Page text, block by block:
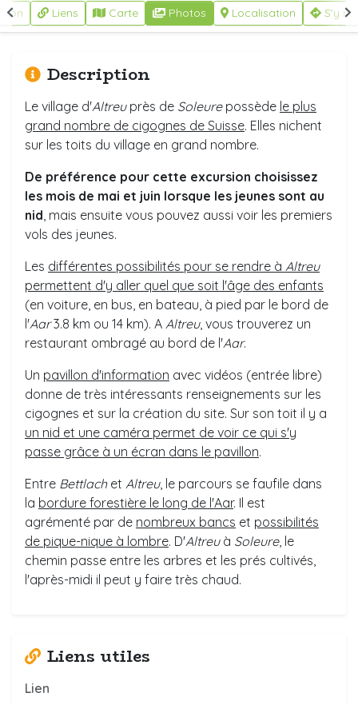
Liens Carte Photos Localisation S'y
Description
Le village d'Altreuprès de Soleurepossède le plus
grand nombre de cigognes de Suisse. Elles nichent
sur les toits du village en grand nombre.
De préférence pour cette excursion choisissez
les mois de mai et juin lorsque les jeunes sont au
nid, mais ensuite vous pouvez aussi voir les premiers
vols des jeunes.
Les différentes possibilités pour se rendre à Altreu
permettent d'y aller quel que soit l'âge des enfants
(en voiture, en bus, en bateau, à pied par le bord de
l'Aar3.8 km ou 14 km). A Altreu, vous trouverez un
restaurant ombragé au bord de l'Aar.
Un pavillon d'information avec vidéos (entrée libre)
donne de très intéressants renseignements sur les
cigognes et sur la création du site. Sur son toit il y a
un nid et une caméra permet de voir ce qui s'y
passe grâce à un écran dans le pavillon.
Entre Bettlach et Altreu, le parcours se faufile dans
la bordure forestière le long de l'Aar. Il est
agrémenté par de nombreux bancs et possibilités
de pique-nique à lombre. D'Altreuà Soleure, le
chemin passe entre les arbres et les prés cultivés,
l'après-midi il peut y faire très chaud.
Liens utiles
Lien